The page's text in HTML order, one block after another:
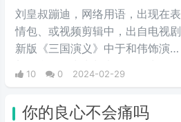
人”，尽管夏亚也承认卡尔玛作为友
人不错，不过还是用计谋误导他陷
入被击落的境地，并且大笑。
刘皇叔蹦迪，网络用语，出现在表
情包、或视频剪辑中，出自电视剧
新版《三国演义》中于和伟饰演的
反差，鬼畜视频收到很多人的喜
10 0 2024-02-29
你的良心不会痛吗